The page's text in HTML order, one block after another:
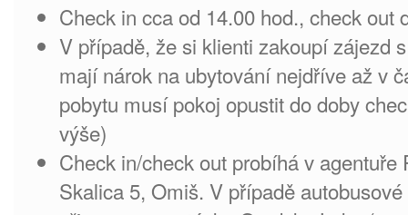
Check in cca od 14.00 hod., check out
V případě, že si klienti zakoupí zájezd
mají nárok na ubytování nejdříve až v
pobytu musí pokoj opustit do doby
výše)
Check in/check out probíhá v
Skalica 5, Omiš. V případě